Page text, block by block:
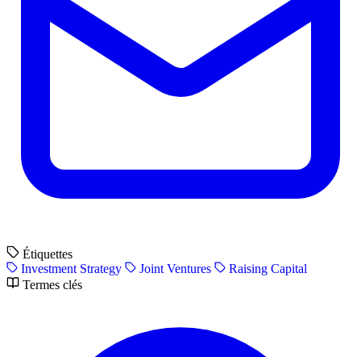
Étiquettes
Investment Strategy
Joint Ventures
Raising Capital
Termes clés